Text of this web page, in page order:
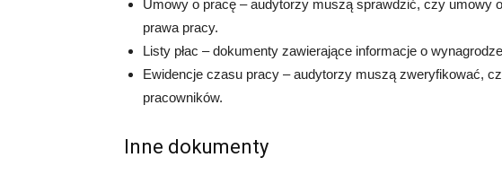
Umowy o pracę – audytorzy muszą sprawdzić, czy umowy
prawa pracy.
Listy płac – dokumenty zawierające informacje o
Ewidencje czasu pracy – audytorzy muszą zweryfikować,
pracowników.
Inne dokumenty